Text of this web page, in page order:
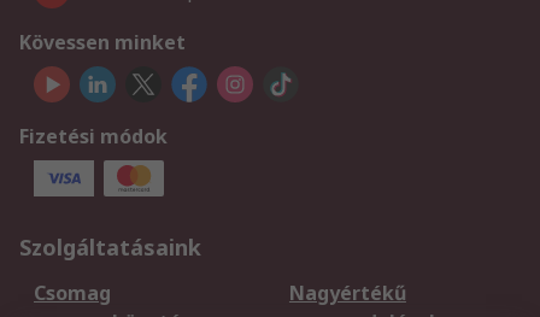
Kövessen minket
Fizetési módok
Szolgáltatásaink
Csomag
Nagyértékű